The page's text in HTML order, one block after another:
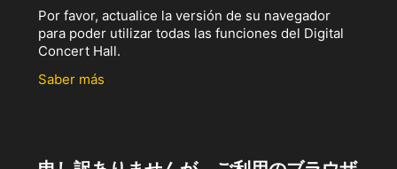
Por favor, actualice la versión de su navegador
para poder utilizar todas las funciones del Digital
Concert Hall.
Saber más